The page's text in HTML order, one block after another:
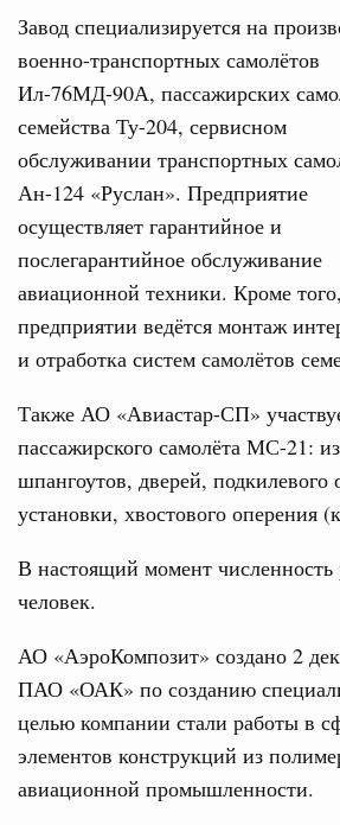
Завод специализируется на
военно-транспортных самолётов
Ил-76МД-90А, пассажирских
семейства Ту-204, сервисном
обслуживании транспортных
Ан-124 «Руслан». Предприятие
осуществляет гарантийное и
послегарантийное обслуживание
авиационной техники. Кроме
предприятии ведётся монтаж
и отработка систем самолётов
Также АО «Авиастар-СП»
пассажирского самолёта МС-21:
шпангоутов, дверей, подкилевого
установки, хвостового оперения
В настоящий момент численность
человек.
АО «АэроКомпозит» создано 2
ПАО «ОАК» по созданию
целью компании стали работы в
элементов конструкций из
авиационной промышленности.
поддержки сельских
городов. Городская среда
«Единый заказчик»
и реконструкцию более
ситуации и ликвидация их
провёл заседание
чрезвычайной
профессиональное образование
Установлен
колледжей и
экономический союз.
Оверчука по
межправительственного
экономический союз.